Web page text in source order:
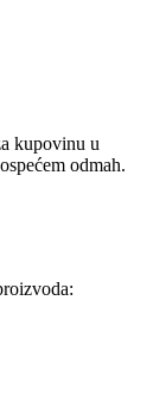
kupovinu u
odmah.